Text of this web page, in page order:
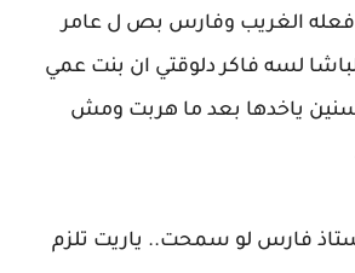
فعله الغريب وفارس بص ل عامر
لسه فاكر دلوقتي ان بنت عمي
جاي بعد 5 سنين ياخدها بعد ما هربت ومش
فارس لو سمحت.. ياريت تلزم